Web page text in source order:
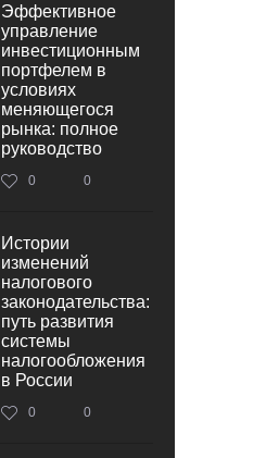
Эффективное
управление
инвестиционным
портфелем в
условиях
меняющегося
рынка: полное
руководство
0 0
Истории
изменений
налогового
законодательства:
путь развития
системы
налогообложения
в России
0 0